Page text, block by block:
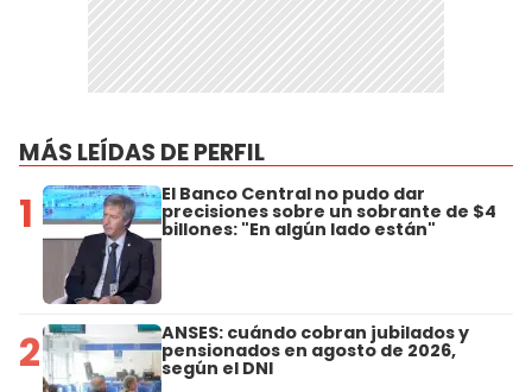
MÁS LEÍDAS DE PERFIL
1 El Banco Central no pudo dar
precisiones sobre un sobrante de $4
billones: "En algún lado están"
2 ANSES: cuándo cobran jubilados y
pensionados en agosto de 2026,
según el DNI